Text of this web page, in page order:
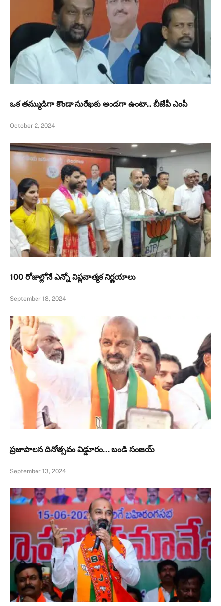
ఒక తమ్ముడిగా కొండా సురేఖకు అండగా ఉంటా.. బీజేపీ ఎంపీ
October 2, 2024
100 రోజుల్లోనే ఎన్నో విప్లవాత్మక నిర్ణయాలు
September 18, 2024
ప్రజాపాలన దినోత్సవం విడ్డూరం… బండి సంజయ్
September 13, 2024